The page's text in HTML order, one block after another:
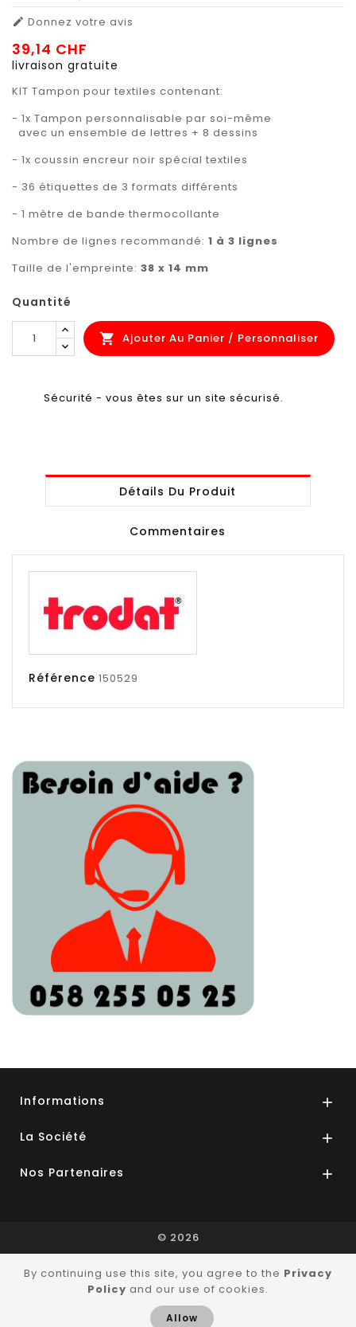
 Donnez votre avis
39,14 CHF
livraison gratuite
KIT Tampon pour textiles contenant:
- 1x Tampon personnalisable par soi-même
avec un ensemble de lettres + 8 dessins
- 1x coussin encreur noir spécial textiles
- 36 étiquettes de 3 formats différents
- 1 mètre de bande thermocollante
Nombre de lignes recommandé: 1 à 3 lignes
Taille de l'empreinte: 38 x 14 mm
Quantité
 Ajouter Au Panier / Personnaliser
Sécurité - vous êtes sur un site sécurisé.
Détails Du Produit
Commentaires
Référence 150529
Informations 
La Société 
Nos Partenaires 
© 2026
By continuing use this site, you agree to the Privacy
Policy and our use of cookies.
Allow